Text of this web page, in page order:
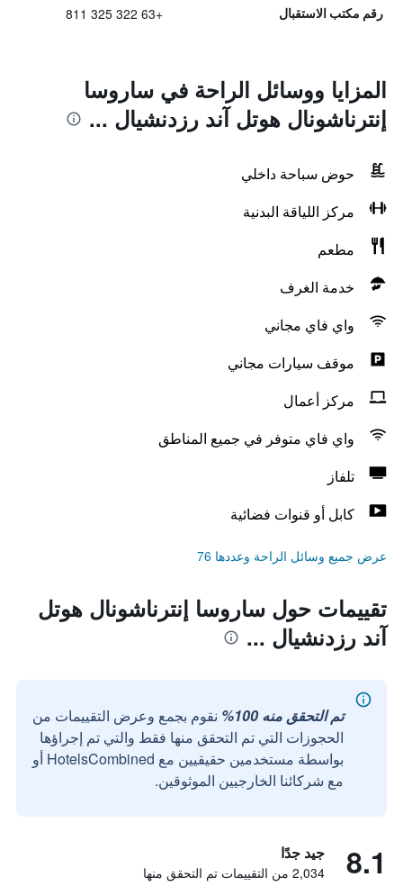
رقم مكتب الاستقبال +63 322 325 811
المزايا ووسائل الراحة في ساروسا
إنترناشونال هوتل آند رزدنشيال ...
حوض سباحة داخلي
مركز اللياقة البدنية
مطعم
خدمة الغرف
واي فاي مجاني
موقف سيارات مجاني
مركز أعمال
واي فاي متوفر في جميع المناطق
تلفاز
كابل أو قنوات فضائية
عرض جميع وسائل الراحة وعددها 76
تقييمات حول ساروسا إنترناشونال هوتل
آند رزدنشيال ...
تم التحقق منه 100%
نقوم بجمع وعرض التقييمات من
الحجوزات التي تم التحقق منها فقط والتي تم إجراؤها
بواسطة مستخدمين حقيقيين مع HotelsCombined أو
مع شركائنا الخارجيين الموثوقين.
8.1 جيد جدًا
2,034 من التقييمات تم التحقق منها